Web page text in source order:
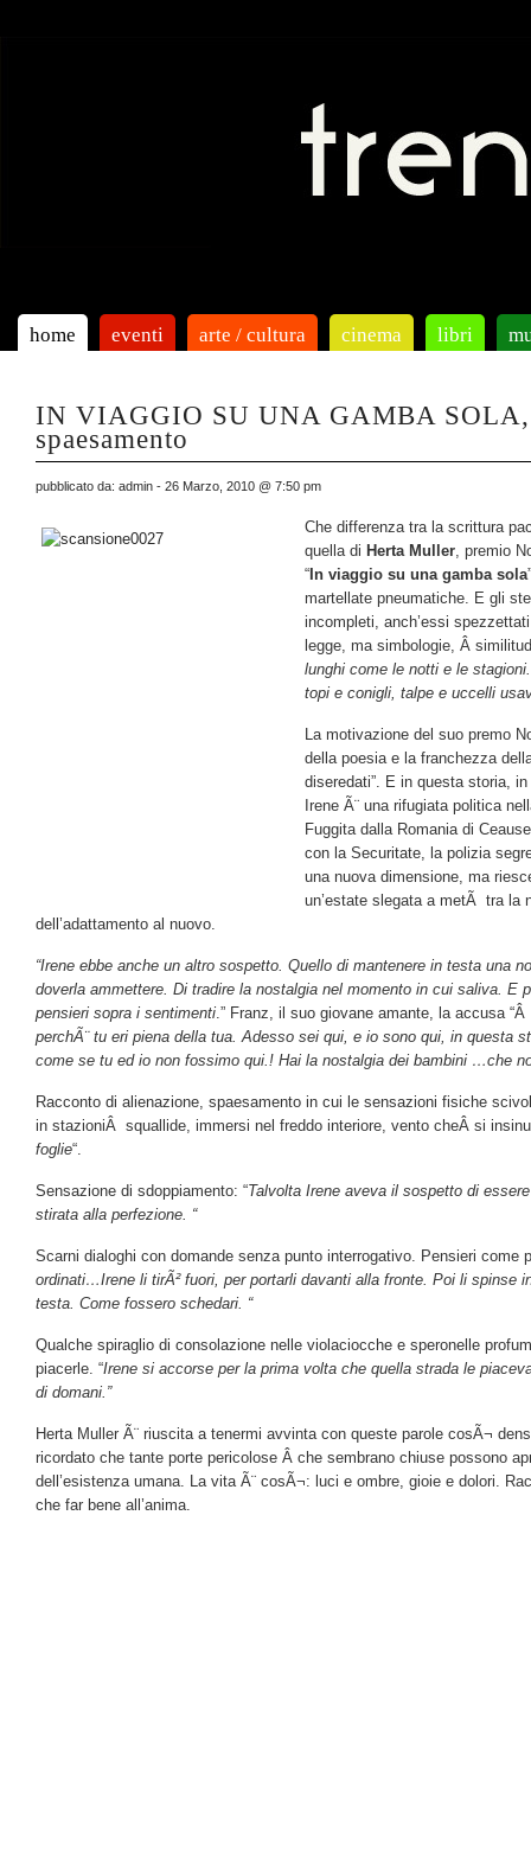
home eventi arte / cultura cinema libri
IN VIAGGIO SU UNA GAMBA
spaesamento
pubblicato da: admin - 26 Marzo, 2010 @ 7:50 pm
Che differenza tra la scrittura
quella di Herta Muller, premio
“ In viaggio su una gamba sola
martellate pneumatiche. E gli
incompleti, anch’essi
legge, ma simbologie, Â
lunghi come le notti e le
topi e conigli, talpe e uccelli
La motivazione del suo premo
della poesia e la franchezza
diseredati”. E in questa storia,
Irene Ã¨ una rifugiata politica
Fuggita dalla Romania di
con la Securitate, la polizia
una nuova dimensione, ma
un’estate slegata a metÃ tra la
dell’adattamento al nuovo.
“Irene ebbe anche un altro sospetto. Quello di mantenere in testa una
doverla ammettere. Di tradire la nostalgia nel momento in cui saliva. E
pensieri sopra i sentimenti.” Franz, il suo giovane amante, la accusa “Â
perchÃ¨ tu eri piena della tua. Adesso sei qui, e io sono qui, in questa
come se tu ed io non fossimo qui.! Hai la nostalgia dei bambini …che
Racconto di alienazione, spaesamento in cui le sensazioni fisiche
in stazioniÂ squallide, immersi nel freddo interiore, vento cheÂ si
foglie“.
Sensazione di sdoppiamento: “Talvolta Irene aveva il sospetto di
stirata alla perfezione. “
Scarni dialoghi con domande senza punto interrogativo. Pensieri come
ordinati…Irene li tirÃ² fuori, per portarli davanti alla fronte. Poi li spinse
testa. Come fossero schedari. “
Qualche spiraglio di consolazione nelle violaciocche e speronelle
piacerle. “Irene si accorse per la prima volta che quella strada le
di domani.”
Herta Muller Ã¨ riuscita a tenermi avvinta con queste parole cosÃ¬
ricordato che tante porte pericolose Â che sembrano chiuse possono
dell’esistenza umana. La vita Ã¨ cosÃ¬: luci e ombre, gioie e dolori.
che far bene all’anima.